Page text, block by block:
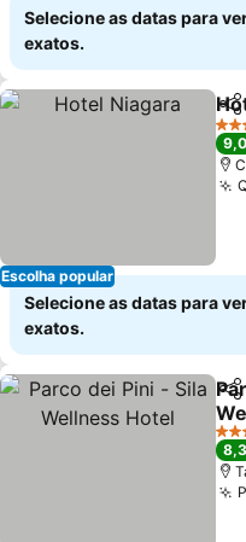
Selecione as datas para
exatos.
Escolha popular
3
9,0
Selecione as datas para
exatos.
4
8,3